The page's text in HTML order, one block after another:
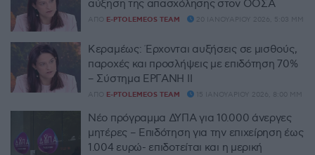
αύξηση της απασχόλησης στον ΟΟΣΑ
ΑΠΌ E-PTOLEMEOS TEAM 20 ΙΑΝΟΥΑΡΊΟΥ 2026, 5:03 ΜΜ
Κεραμέως: Έρχονται αυξήσεις σε μισθούς,
παροχές και προσλήψεις με επιδότηση 70%
– Σύστημα ΕΡΓΑΝΗ ΙΙ
ΑΠΌ E-PTOLEMEOS TEAM 15 ΙΑΝΟΥΑΡΊΟΥ 2026, 8:00 ΜΜ
Νέο πρόγραμμα ΔΥΠΑ για 10.000 άνεργες
μητέρες – Επιδότηση για την επιχείρηση έως
1.004 ευρώ- επιδοτείται και η μερική